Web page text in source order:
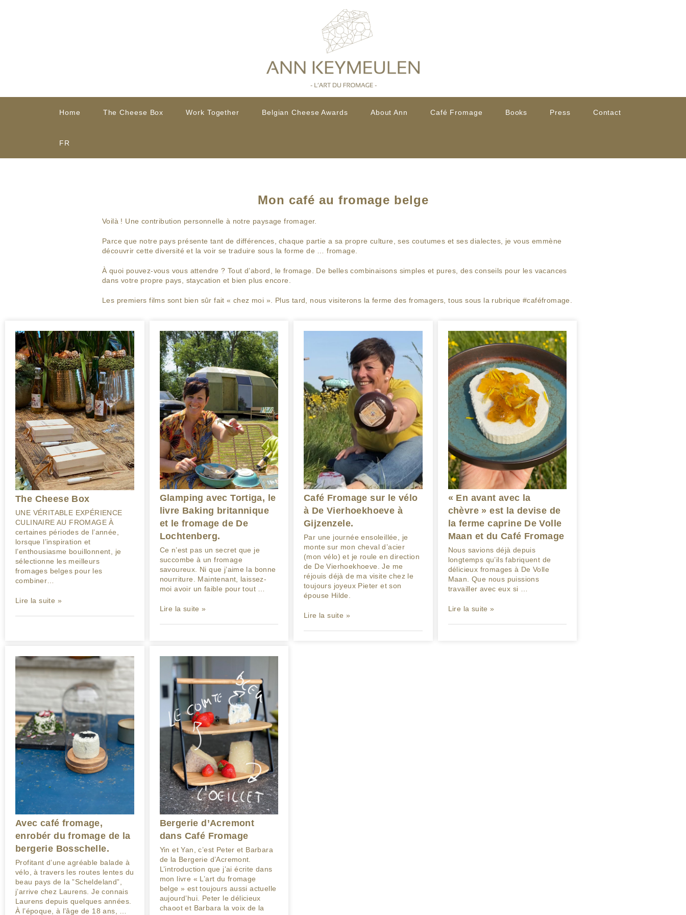
Home The Cheese Box Work Together Belgian Cheese Awards About Ann Café Fromage Books Press Contact
FR
Mon café au fromage belge
Voilà ! Une contribution personnelle à notre paysage fromager.
Parce que notre pays présente tant de différences, chaque partie a sa propre culture, ses coutumes et ses dialectes, je vous emmène
découvrir cette diversité et la voir se traduire sous la forme de … fromage.
À quoi pouvez-vous vous attendre ? Tout d’abord, le fromage. De belles combinaisons simples et pures, des conseils pour les vacances
dans votre propre pays, staycation et bien plus encore.
Les premiers films sont bien sûr fait « chez moi ». Plus tard, nous visiterons la ferme des fromagers, tous sous la rubrique #caféfromage.
The Cheese Box
UNE VÉRITABLE EXPÉRIENCE
CULINAIRE AU FROMAGE À
certaines périodes de l’année,
lorsque l’inspiration et
l’enthousiasme bouillonnent, je
sélectionne les meilleurs
fromages belges pour les
combiner…
Lire la suite »
Glamping avec Tortiga, le
livre Baking britannique
et le fromage de De
Lochtenberg.
Ce n’est pas un secret que je
succombe à un fromage
savoureux. Ni que j’aime la bonne
nourriture. Maintenant, laissez-
moi avoir un faible pour tout …
Lire la suite »
Café Fromage sur le vélo
à De Vierhoekhoeve à
Gijzenzele.
Par une journée ensoleillée, je
monte sur mon cheval d’acier
(mon vélo) et je roule en direction
de De Vierhoekhoeve. Je me
réjouis déjà de ma visite chez le
toujours joyeux Pieter et son
épouse Hilde.
Lire la suite »
« En avant avec la
chèvre » est la devise de
la ferme caprine De Volle
Maan et du Café Fromage
Nous savions déjà depuis
longtemps qu’ils fabriquent de
délicieux fromages à De Volle
Maan. Que nous puissions
travailler avec eux si …
Lire la suite »
Avec café fromage,
enrobér du fromage de la
bergerie Bosschelle.
Profitant d’une agréable balade à
vélo, à travers les routes lentes du
beau pays de la ”Scheldeland”,
j’arrive chez Laurens. Je connais
Laurens depuis quelques années.
À l’époque, à l’âge de 18 ans, …
Bergerie d’Acremont
dans Café Fromage
Yin et Yan, c’est Peter et Barbara
de la Bergerie d’Acremont.
L’introduction que j’ai écrite dans
mon livre « L’art du fromage
belge » est toujours aussi actuelle
aujourd’hui. Peter le délicieux
chaoot et Barbara la voix de la